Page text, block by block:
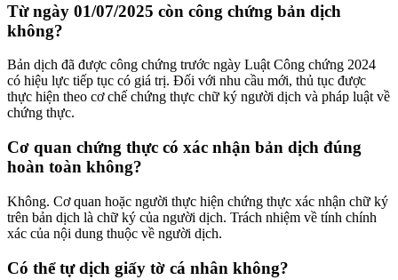
Từ ngày 01/07/2025 còn công chứng bản dịch
không?
Bản dịch đã được công chứng trước ngày Luật Công chứng 2024
có hiệu lực tiếp tục có giá trị. Đối với nhu cầu mới, thủ tục được
thực hiện theo cơ chế chứng thực chữ ký người dịch và pháp luật về
chứng thực.
Cơ quan chứng thực có xác nhận bản dịch đúng
hoàn toàn không?
Không. Cơ quan hoặc người thực hiện chứng thực xác nhận chữ ký
trên bản dịch là chữ ký của người dịch. Trách nhiệm về tính chính
xác của nội dung thuộc về người dịch.
Có thể tự dịch giấy tờ cá nhân không?